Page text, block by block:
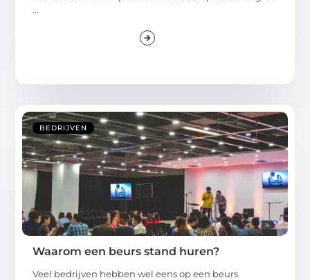
...
BEDRIJVEN
Waarom een beurs stand huren?
Veel bedrijven hebben wel eens op een beurs